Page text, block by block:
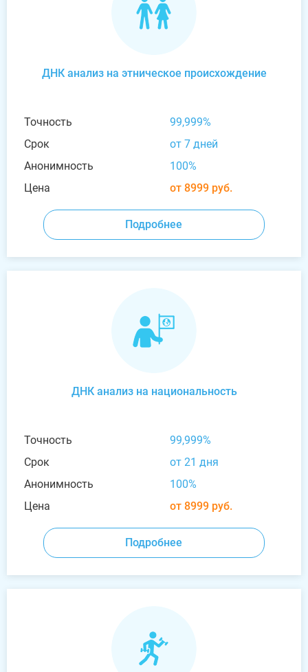
ДНК анализ на этническое происхождение
Точность
99,999%
Срок
от 7 дней
Анонимность
100%
Цена
от 8999 руб.
Подробнее
ДНК анализ на национальность
Точность
99,999%
Срок
от 21 дня
Анонимность
100%
Цена
от 8999 руб.
Подробнее